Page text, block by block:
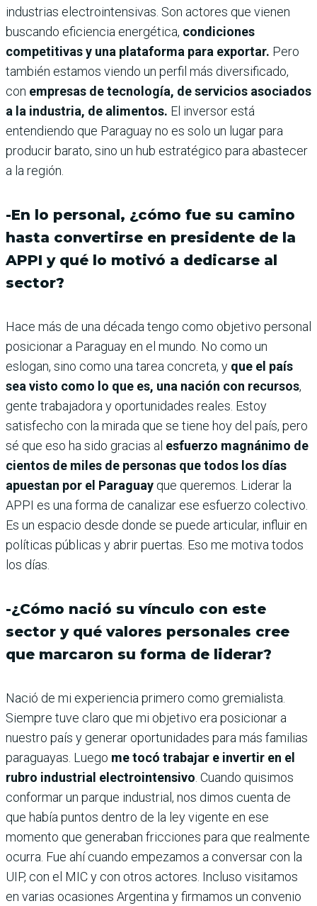
industrias electrointensivas. Son actores que vienen
buscando eficiencia energética, condiciones
competitivas y una plataforma para exportar. Pero
también estamos viendo un perfil más diversificado,
con empresas de tecnología, de servicios asociados
a la industria, de alimentos. El inversor está
entendiendo que Paraguay no es solo un lugar para
producir barato, sino un hub estratégico para abastecer
a la región.
-En lo personal, ¿cómo fue su camino
hasta convertirse en presidente de la
APPI y qué lo motivó a dedicarse al
sector?
Hace más de una década tengo como objetivo personal
posicionar a Paraguay en el mundo. No como un
eslogan, sino como una tarea concreta, y que el país
sea visto como lo que es, una nación con recursos,
gente trabajadora y oportunidades reales. Estoy
satisfecho con la mirada que se tiene hoy del país, pero
sé que eso ha sido gracias al esfuerzo magnánimo de
cientos de miles de personas que todos los días
apuestan por el Paraguay que queremos. Liderar la
APPI es una forma de canalizar ese esfuerzo colectivo.
Es un espacio desde donde se puede articular, influir en
políticas públicas y abrir puertas. Eso me motiva todos
los días.
-¿Cómo nació su vínculo con este
sector y qué valores personales cree
que marcaron su forma de liderar?
Nació de mi experiencia primero como gremialista.
Siempre tuve claro que mi objetivo era posicionar a
nuestro país y generar oportunidades para más familias
paraguayas. Luego me tocó trabajar e invertir en el
rubro industrial electrointensivo . Cuando quisimos
conformar un parque industrial, nos dimos cuenta de
que había puntos dentro de la ley vigente en ese
momento que generaban fricciones para que realmente
ocurra. Fue ahí cuando empezamos a conversar con la
UIP, con el MIC y con otros actores. Incluso visitamos
en varias ocasiones Argentina y firmamos un convenio